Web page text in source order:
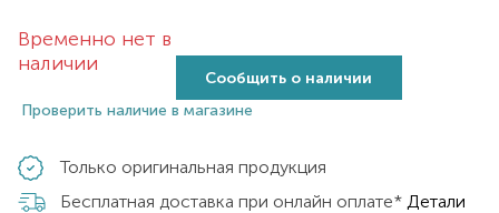
Временно нет в
наличии
Сообщить о наличии
Проверить наличие в магазине
Только оригинальная продукция
Бесплатная доставка при онлайн оплате* Детали